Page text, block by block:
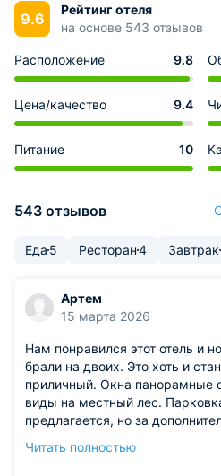
9.6
Рейтинг отеля
на основе 543 отзывов
Расположение 9.8
Цена/качество 9.4
Питание 10
543 отзывов
Еда 5 Ресторан4 Завтрак
Артем
15 марта 2026
Нам понравился этот отель и
брали на двоих. Это хоть и
приличный. Окна панорамные
виды на местный лес.
предлагается, но за
покажется такой отдых
Читать полностью